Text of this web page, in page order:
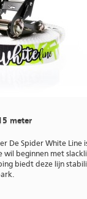
meter
De Spider White Line
wil beginnen met
biedt deze lijn